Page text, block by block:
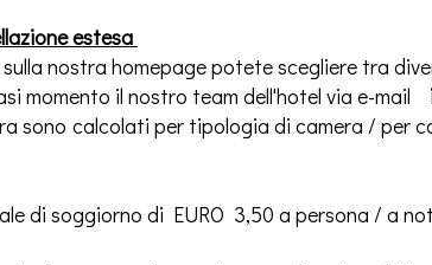
estesa
nostra homepage potete scegliere tra
momento il nostro team dell'hotel via e-mail
sono calcolati per tipologia di camera / per
di soggiorno di EURO 3,50 a persona / a